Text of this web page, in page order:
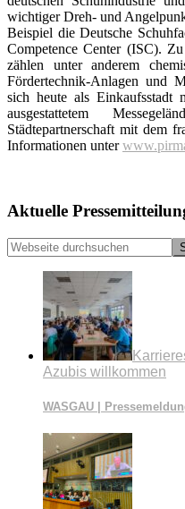
wichtiger Dreh- und
Beispiel die Deutsche
Competence Center (ISC).
zählen unter anderem
Fördertechnik-Anlagen und
sich heute als Einkaufsstadt
ausgestattetem
Städtepartnerschaft mit dem
Informationen unter
Seitenspalte
Aktuelle
Webseite
durchsuchen
Azubis willkommen
WASGAU |